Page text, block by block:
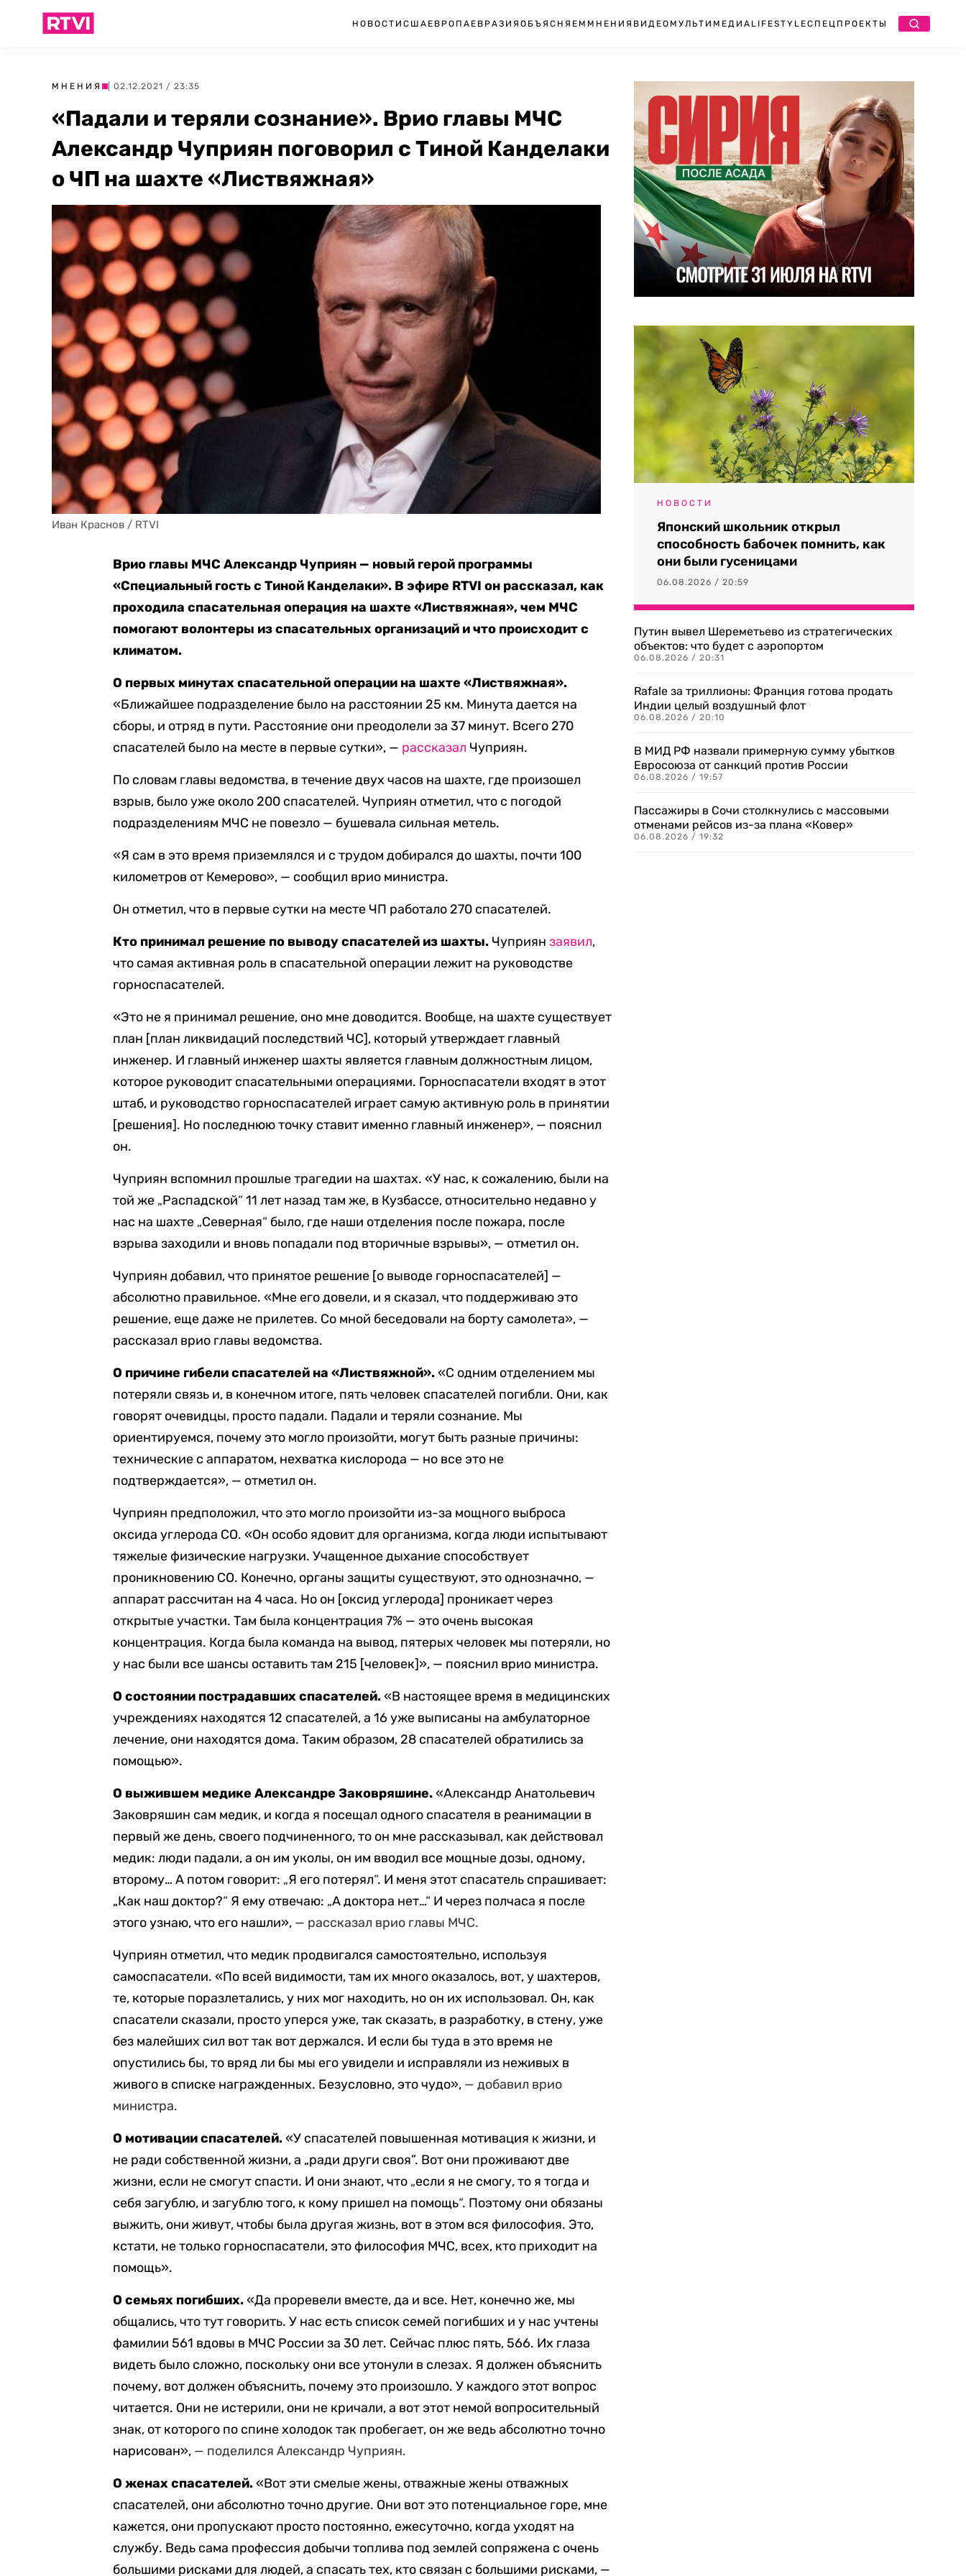
НОВОСТИ США ЕВРОПА ЕВРАЗИЯ ОБЪЯСНЯЕМ МНЕНИЯ ВИДЕО МУЛЬТИМЕДИА LIFESTYLEСПЕЦПРОЕКТЫ
МНЕНИЯ | 02.12.2021 / 23:35
«Падали и теряли сознание». Врио главы МЧС
Александр Чуприян поговорил с Тиной Канделаки
о ЧП на шахте «Листвяжная»
Иван Краснов / RTVI
Врио главы МЧС Александр Чуприян — новый герой программы
«Специальный гость с Тиной Канделаки». В эфире RTVI он рассказал, как
проходила спасательная операция на шахте «Листвяжная», чем МЧС
помогают волонтеры из спасательных организаций и что происходит с
климатом.
О первых минутах спасательной операции на шахте «Листвяжная».
«Ближайшее подразделение было на расстоянии 25 км. Минута дается на
сборы, и отряд в пути. Расстояние они преодолели за 37 минут. Всего 270
спасателей было на месте в первые сутки», — рассказал Чуприян.
По словам главы ведомства, в течение двух часов на шахте, где произошел
взрыв, было уже около 200 спасателей. Чуприян отметил, что с погодой
подразделениям МЧС не повезло — бушевала сильная метель.
«Я сам в это время приземлялся и с трудом добирался до шахты, почти 100
километров от Кемерово», — сообщил врио министра.
Он отметил, что в первые сутки на месте ЧП работало 270 спасателей.
Кто принимал решение по выводу спасателей из шахты. Чуприянзаявил,
что самая активная роль в спасательной операции лежит на руководстве
горноспасателей.
«Это не я принимал решение, оно мне доводится. Вообще, на шахте существует
план [план ликвидаций последствий ЧС], который утверждает главный
инженер. И главный инженер шахты является главным должностным лицом,
которое руководит спасательными операциями. Горноспасатели входят в этот
штаб, и руководство горноспасателей играет самую активную роль в принятии
[решения]. Но последнюю точку ставит именно главный инженер», — пояснил
он.
Чуприян вспомнил прошлые трагедии на шахтах. «У нас, к сожалению, были на
той же „Распадской“11 лет назад там же, в Кузбассе, относительно недавно у
нас на шахте „Северная“ было, где наши отделения после пожара, после
взрыва заходили и вновь попадали под вторичные взрывы», — отметил он.
Чуприян добавил, что принятое решение [о выводе горноспасателей] —
абсолютно правильное. «Мне его довели, и я сказал, что поддерживаю это
решение, еще даже не прилетев. Со мной беседовали на борту самолета», —
рассказал врио главы ведомства.
О причине гибели спасателей на «Листвяжной».«С одним отделением мы
потеряли связь и, в конечном итоге, пять человек спасателей погибли. Они, как
говорят очевидцы, просто падали. Падали и теряли сознание. Мы
ориентируемся, почему это могло произойти, могут быть разные причины:
технические с аппаратом, нехватка кислорода — но все это не
подтверждается», — отметил он.
Чуприян предположил, что это могло произойти из-за мощного выброса
оксида углерода СО. «Он особо ядовит для организма, когда люди испытывают
тяжелые физические нагрузки. Учащенное дыхание способствует
проникновению СО. Конечно, органы защиты существуют, это однозначно, —
аппарат рассчитан на 4 часа. Но он [оксид углерода] проникает через
открытые участки. Там была концентрация 7% — это очень высокая
концентрация. Когда была команда на вывод, пятерых человек мы потеряли, но
у нас были все шансы оставить там 215 [человек]», — пояснил врио министра.
О состоянии пострадавших спасателей.«В настоящее время в медицинских
учреждениях находятся 12 спасателей, а 16 уже выписаны на амбулаторное
лечение, они находятся дома. Таким образом, 28 спасателей обратились за
помощью».
О выжившем медике Александре Заковряшине.«Александр Анатольевич
Заковряшин сам медик, и когда я посещал одного спасателя в реанимации в
первый же день, своего подчиненного, то он мне рассказывал, как действовал
медик: люди падали, а он им уколы, он им вводил все мощные дозы, одному,
второму… А потом говорит: „Я его потерял“. И меня этот спасатель спрашивает:
„Как наш доктор?“ Я ему отвечаю: „А доктора нет…“ И через полчаса я после
этого узнаю, что его нашли», — рассказал врио главы МЧС.
Чуприян отметил, что медик продвигался самостоятельно, используя
самоспасатели. «По всей видимости, там их много оказалось, вот, у шахтеров,
те, которые поразлетались, у них мог находить, но он их использовал. Он, как
спасатели сказали, просто уперся уже, так сказать, в разработку, в стену, уже
без малейших сил вот так вот держался. И если бы туда в это время не
опустились бы, то вряд ли бы мы его увидели и исправляли из неживых в
живого в списке награжденных. Безусловно, это чудо», — добавил врио
министра.
О мотивации спасателей.«У спасателей повышенная мотивация к жизни, и
не ради собственной жизни, а „ради други своя”. Вот они проживают две
жизни, если не смогут спасти. И они знают, что „если я не смогу, то я тогда и
себя загублю, и загублю того, к кому пришел на помощь“. Поэтому они обязаны
выжить, они живут, чтобы была другая жизнь, вот в этом вся философия. Это,
кстати, не только горноспасатели, это философия МЧС, всех, кто приходит на
помощь».
О семьях погибших.«Да проревели вместе, да и все. Нет, конечно же, мы
общались, что тут говорить. У нас есть список семей погибших и у нас учтены
фамилии 561 вдовы в МЧС России за 30 лет. Сейчас плюс пять, 566. Их глаза
видеть было сложно, поскольку они все утонули в слезах. Я должен объяснить
почему, вот должен объяснить, почему это произошло. У каждого этот вопрос
читается. Они не истерили, они не кричали, а вот этот немой вопросительный
знак, от которого по спине холодок так пробегает, он же ведь абсолютно точно
нарисован», — поделился Александр Чуприян.
О женах спасателей.«Вот эти смелые жены, отважные жены отважных
спасателей, они абсолютно точно другие. Они вот это потенциальное горе, мне
кажется, они пропускают просто постоянно, ежесуточно, когда уходят на
службу. Ведь сама профессия добычи топлива под землей сопряжена с очень
большими рисками для людей, а спасать тех, кто связан с большими рисками, —
НОВОСТИ
Японский школьник открыл
способность бабочек помнить, как
они были гусеницами
06.08.2026 / 20:59
Путин вывел Шереметьево из стратегических
объектов: что будет с аэропортом
06.08.2026 / 20:31
Rafale за триллионы: Франция готова продать
Индии целый воздушный флот
06.08.2026 / 20:10
В МИД РФ назвали примерную сумму убытков
Евросоюза от санкций против России
06.08.2026 / 19:57
Пассажиры в Сочи столкнулись с массовыми
отменами рейсов из-за плана «Ковер»
06.08.2026 / 19:32